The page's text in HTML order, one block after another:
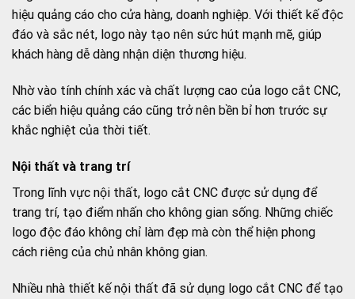
hiệu quảng cáo cho cửa hàng, doanh nghiệp. Với thiết kế độc
đáo và sắc nét, logo này tạo nên sức hút mạnh mẽ, giúp
khách hàng dễ dàng nhận diện thương hiệu.
Nhờ vào tính chính xác và chất lượng cao của logo cắt CNC,
các biển hiệu quảng cáo cũng trở nên bền bỉ hơn trước sự
khắc nghiệt của thời tiết.
Nội thất và trang trí
Trong lĩnh vực nội thất, logo cắt CNC được sử dụng để
trang trí, tạo điểm nhấn cho không gian sống. Những chiếc
logo độc đáo không chỉ làm đẹp mà còn thể hiện phong
cách riêng của chủ nhân không gian.
Nhiều nhà thiết kế nội thất đã sử dụng logo cắt CNC để tạo